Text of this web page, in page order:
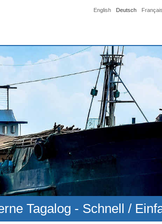
English Deutsch Français
Tagalog - Schnell /